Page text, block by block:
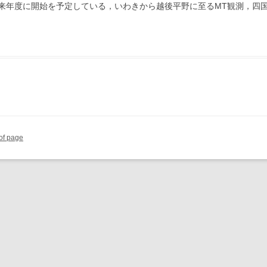
年度に開始を予定している，いわきから越後平野に至るMT観測，四
page